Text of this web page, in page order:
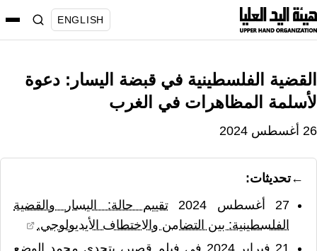
انتقل
إلى
ENGLISH
القضية الفلسطينية في قبضة اليسار: دعوة
لأسلمة المظاهرات في الغرب
26 أغسطس 2024
تحديثات:
27 أغسطس 2024
تقييم حالة: اليسار والقضية
الفلسطينية: بين التضامن والاختطاف الأيديولوجي.
21 فبراير 2024
في فيلم قصير، يتحدى محمد الوضع